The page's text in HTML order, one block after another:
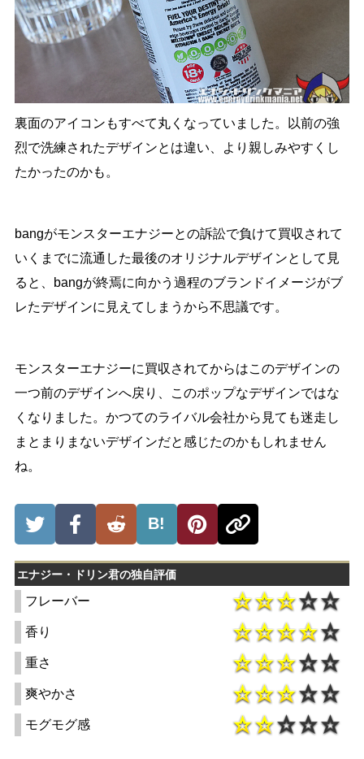
裏面のアイコンもすべて丸くなっていました。以前の強
烈で洗練されたデザインとは違い、より親しみやすくし
たかったのかも。
bangがモンスターエナジーとの訴訟で負けて買収されて
いくまでに流通した最後のオリジナルデザインとして見
ると、bangが終焉に向かう過程のブランドイメージがブ
レたデザインに見えてしまうから不思議です。
モンスターエナジーに買収されてからはこのデザインの
一つ前のデザインへ戻り、このポップなデザインではな
くなりました。かつてのライバル会社から見ても迷走し
まとまりまないデザインだと感じたのかもしれません
ね。
B!
エナジー・ドリン君の独自評価
フレーバー
香り
重さ
爽やかさ
モグモグ感